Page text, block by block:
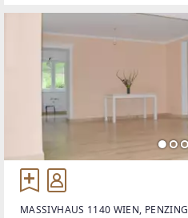
MASSIVHAUS 1140 WIEN, PENZING